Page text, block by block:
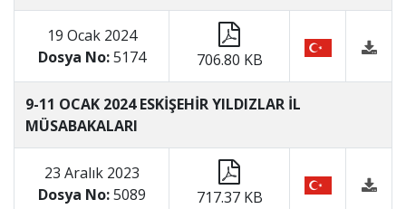
19 Ocak 2024
Dosya No:5174 706.80 KB
9-11 OCAK 2024 ESKİŞEHİR YILDIZLAR İL
MÜSABAKALARI
23 Aralık 2023
Dosya No:5089 717.37 KB